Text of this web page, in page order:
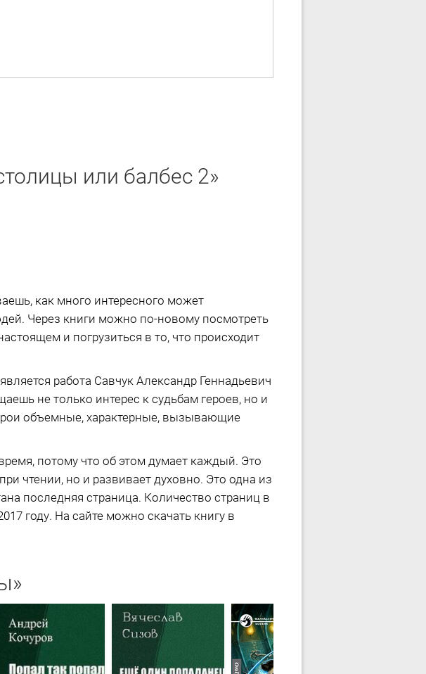
или балбес 2»
как много интересного может
Через книги можно по-новому посмотреть
и погрузиться в то, что происходит
работа Савчук Александр Геннадьевич
не только интерес к судьбам героев, но и
объемные, характерные, вызывающие
потому что об этом думает каждый. Это
чтении, но и развивает духовно. Это одна из
последняя страница. Количество страниц в
году. На сайте можно скачать книгу в